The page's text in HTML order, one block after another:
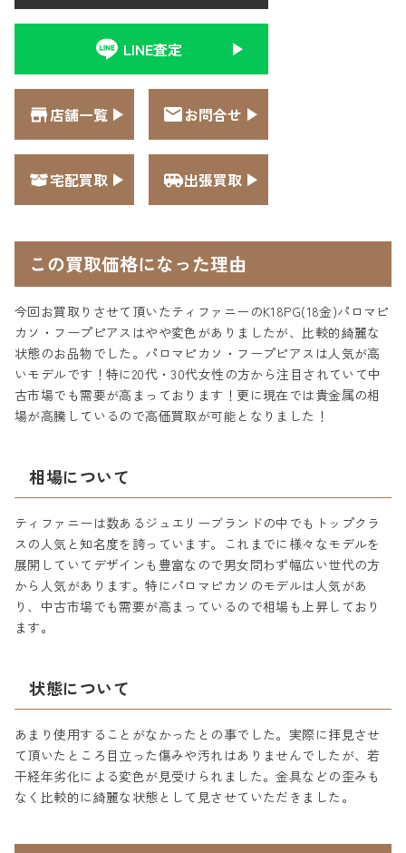
LINE査定
店舗一覧 お問合せ
宅配買取 出張買取
この買取価格になった理由
今回お買取りさせて頂いたティファニーのK18PG(18金)パロマピ
カソ・フープピアスはやや変色がありましたが、比較的綺麗な
状態のお品物でした。パロマピカソ・フープピアスは人気が高
いモデルです！特に20代・30代女性の方から注目されていて中
古市場でも需要が高まっております！更に現在では貴金属の相
場が高騰しているので高価買取が可能となりました！
相場について
ティファニーは数あるジュエリーブランドの中でもトップクラ
スの人気と知名度を誇っています。これまでに様々なモデルを
展開していてデザインも豊富なので男女問わず幅広い世代の方
から人気があります。特にパロマピカソのモデルは人気があ
り、中古市場でも需要が高まっているので相場も上昇しており
ます。
状態について
あまり使用することがなかったとの事でした。実際に拝見させ
て頂いたところ目立った傷みや汚れはありませんでしたが、若
干経年劣化による変色が見受けられました。金具などの歪みも
なく比較的に綺麗な状態として見させていただきました。